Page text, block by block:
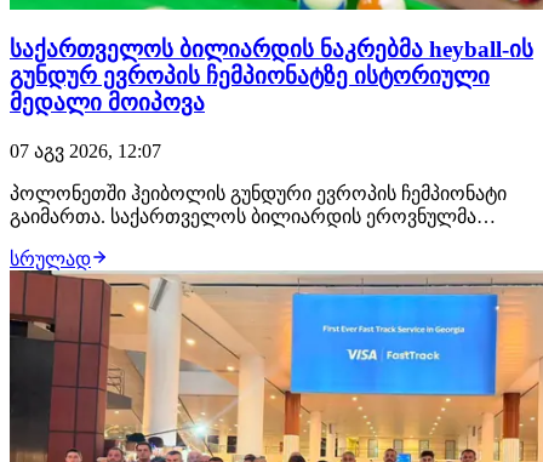
საქართველოს ბილიარდის ნაკრებმა heyball-ის
გუნდურ ევროპის ჩემპიონატზე ისტორიული
მედალი მოიპოვა
07 აგვ 2026, 12:07
პოლონეთში ჰეიბოლის გუნდური ევროპის ჩემპიონატი
გაიმართა. საქართველოს ბილიარდის ეროვნულმა
ანგარიშით 3:1 დათმო და ევროპის ვიცე-ჩემპიონი გახდა,
რაც ისტორიული შედეგია. ფინალამდე ქართველმა
მობილიარდეებმა სლოვაკეთის, პოლონეთისა და
ხორვატიის ნაკრ…
სრულად